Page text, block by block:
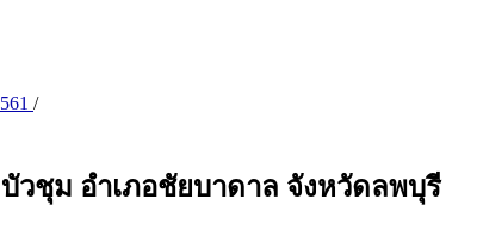
/
ชุม อำเภอชัยบาดาล จังหวัดลพบุรี